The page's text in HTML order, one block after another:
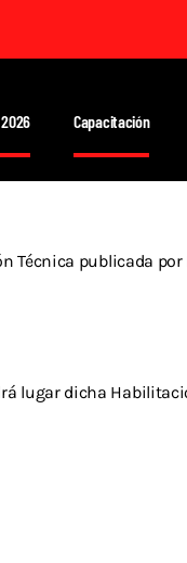
Capacitación
Técnica publicada por
lugar dicha